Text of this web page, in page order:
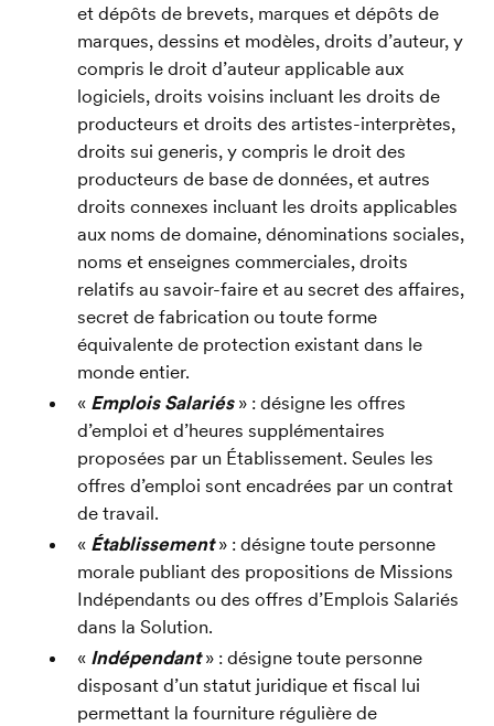
et dépôts de brevets, marques et dépôts de
marques, dessins et modèles, droits d’auteur, y
compris le droit d’auteur applicable aux
logiciels, droits voisins incluant les droits de
producteurs et droits des artistes-interprètes,
droits sui generis, y compris le droit des
producteurs de base de données, et autres
droits connexes incluant les droits applicables
aux noms de domaine, dénominations sociales,
noms et enseignes commerciales, droits
relatifs au savoir-faire et au secret des affaires,
secret de fabrication ou toute forme
équivalente de protection existant dans le
monde entier.
« Emplois Salariés » : désigne les offres
d’emploi et d’heures supplémentaires
proposées par un Établissement. Seules les
offres d’emploi sont encadrées par un contrat
de travail.
« Établissement » : désigne toute personne
morale publiant des propositions de Missions
Indépendants ou des offres d’Emplois Salariés
dans la Solution.
« Indépendant » : désigne toute personne
disposant d’un statut juridique et fiscal lui
permettant la fourniture régulière de